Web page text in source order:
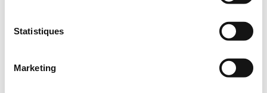
Statistiques
Marketing